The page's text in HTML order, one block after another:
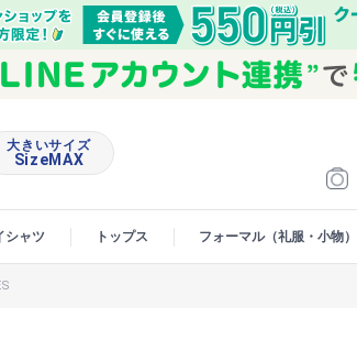
大きいサイズ
SizeMAX
シャツ トップス フォーマル（礼服・小物）